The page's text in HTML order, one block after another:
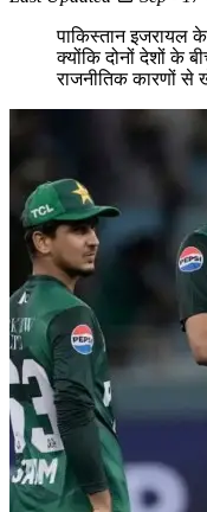
पाकिस्तान इजरायल
क्योंकि दोनों देशों के
राजनीतिक कारणों